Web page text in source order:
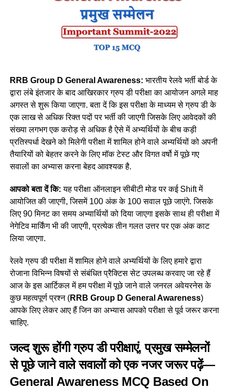
RRB Group D General Awareness: भारतीय रेलवे भर्ती बोर्ड के
द्वारा लंबे इंतजार के बाद आखिरकार ग्रुप डी परीक्षा का आयोजन अगले माह
अगस्त से शुरू किया जाएगा. बता दें कि इस परीक्षा के माध्यम से ग्रुप डी के
एक लाख से अधिक रिक्त पदों पर भर्ती की जाएगी जिसके लिए आवेदकों की
संख्या लगभग एक करोड़ से अधिक है ऐसे में अभ्यर्थियों के बीच कड़ी
प्रतिस्पर्धा देखने को मिलेगी परीक्षा में शामिल होने वाले अभ्यर्थियों को अपनी
तैयारियों को बेहतर करने के लिए मॉक टेस्ट और विगत वर्षो में पूछे गए
सवालों का अभ्यास करना बेहद आवश्यक है.
आपको बता दें कि:यह परीक्षा ऑनलाइन सीबीटी मोड पर कई Shift में
आयोजित की जाएगी, जिसमें 100 अंक के 100 सवाल पूछे जाएंगे. जिसके
लिए 90 मिनट का समय अभ्यार्थियों को दिया जाएगा इसके साथ ही परीक्षा में
नेगेटिव मार्किंग भी की जाएगी, प्रत्येक तीन गलत उत्तर पर एक अंक काट
लिया जाएगा.
रेलवे ग्रुप डी परीक्षा में शामिल होने वाले अभ्यर्थियों के लिए हमारे द्वारा
रोजाना विभिन्न विषयों से संबंधित प्रैक्टिस सेट उपलब्ध करवाए जा रहे हैं
आज के इस आर्टिकल में हम परीक्षा में पूछे जाने वाले जनरल अवेयरनेस के
कुछ महत्वपूर्ण प्रश्न (RRB Group D General Awareness)
आपके लिए लेकर आए हैं जिन का अभ्यास आपको परीक्षा से पूर्व जरूर करना
चाहिए.
जल्द शुरू होंगी ग्रुप डी परीक्षाएं, प्रमुख सम्मेलनों
से पूछे जाने वाले सवालों को एक नजर जरूर पढ़ें—
General Awareness MCQ Based On